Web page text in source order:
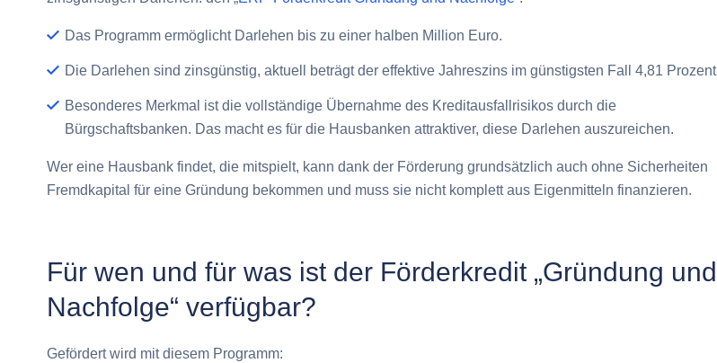
Das Programm ermöglicht Darlehen bis zu einer halben Million Euro.
Die Darlehen sind zinsgünstig, aktuell beträgt der effektive Jahreszins im günstigsten Fall 4,81 Prozent
Besonderes Merkmal ist die vollständige Übernahme des Kreditausfallrisikos durch die
Bürgschaftsbanken. Das macht es für die Hausbanken attraktiver, diese Darlehen auszureichen.
Wer eine Hausbank findet, die mitspielt, kann dank der Förderung grundsätzlich auch ohne Sicherheiten
Fremdkapital für eine Gründung bekommen und muss sie nicht komplett aus Eigenmitteln finanzieren.
Für wen und für was ist der Förderkredit „Gründung und
Nachfolge“ verfügbar?
Gefördert wird mit diesem Programm: